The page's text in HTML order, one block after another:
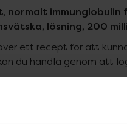
normalt
lösning, 200
ett recept för att
du handla genom att
Pris